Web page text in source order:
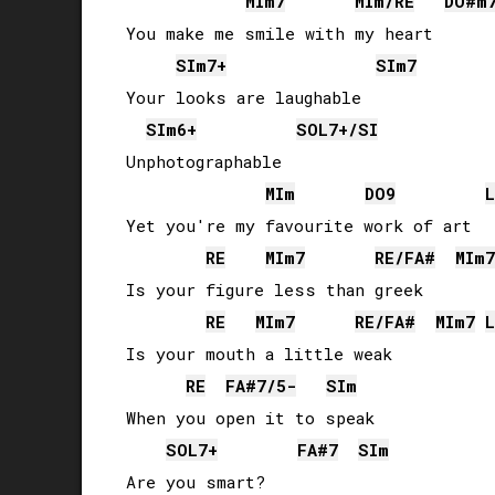
You make me smile with my heart
SIm7+ SIm7
Your looks are laughable
SIm6+ SOL7+/SI
Unphotographable
MIm DO9
Yet you're my favourite work of art
RE
MIm7 RE/FA# MIm7
Is your figure less than greek
RE
MIm7 RE/FA# MIm7
Is your mouth a little weak
RE
FA#7/5- SIm
When you open it to speak
SOL7+ FA#7 SIm
Are you smart?